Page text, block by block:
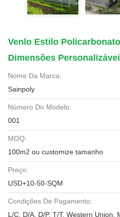
Venlo Estilo
Dimensões
Nome Da Marca:
Sainpoly
Número Do Modelo:
001
MOQ:
100m2 ou customize tamanho
Preço:
USD+10-50-SQM
Condições De Pagamento:
L/C, D/A, D/P, T/T, Western Union,